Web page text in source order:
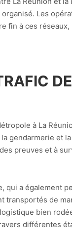
Les
fin à ces
à La
et
preuves et à
qui a également
transportés de
bien
différentes